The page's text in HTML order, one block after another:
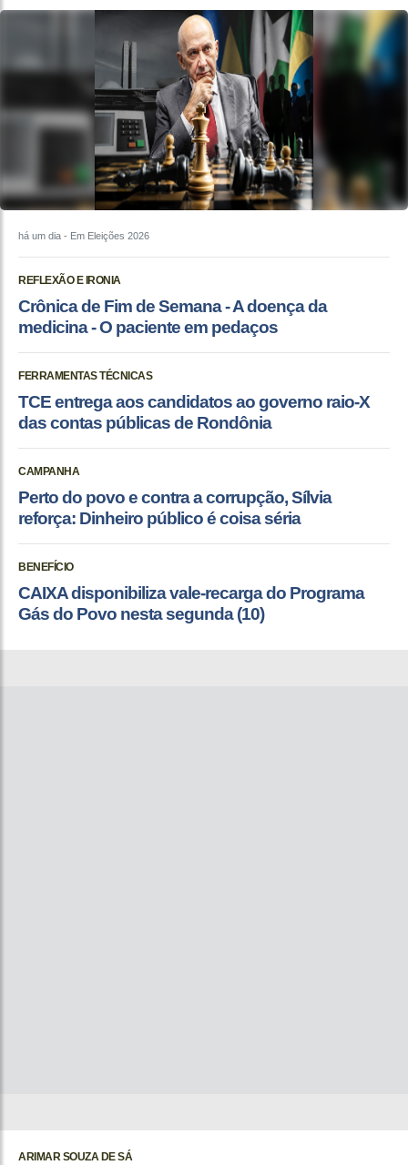
há um dia - Em Eleições 2026
REFLEXÃO E IRONIA
Crônica de Fim de Semana - A doença da
medicina - O paciente em pedaços
FERRAMENTAS TÉCNICAS
TCE entrega aos candidatos ao governo raio-X
das contas públicas de Rondônia
CAMPANHA
Perto do povo e contra a corrupção, Sílvia
reforça: Dinheiro público é coisa séria
BENEFÍCIO
CAIXA disponibiliza vale-recarga do Programa
Gás do Povo nesta segunda (10)
ARIMAR SOUZA DE SÁ